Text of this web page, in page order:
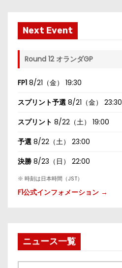
Next Event
Round 12 オランダGP
FP1 8/21（金） 19:30
スプリント予選 8/21（金） 23:30
スプリント 8/22（土） 19:00
予選 8/22（土） 23:00
決勝 8/23（日） 22:00
※ 時刻は日本時間（JST）
F1公式インフォメーション →
ニュース一覧